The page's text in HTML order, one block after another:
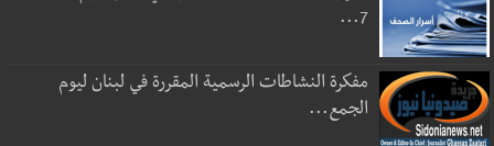
7...
مفكرة النشاطات الرسمية المقررة في لبنان ليوم
الجمع...